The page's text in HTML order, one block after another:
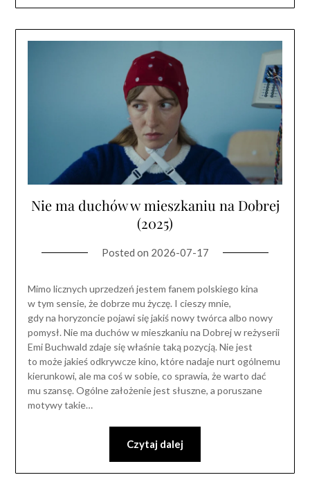
Nie ma duchów w mieszkaniu na Dobrej
(2025)
Posted on 2026-07-17
Mimo licznych uprzedzeń jestem fanem polskiego kina
w tym sensie, że dobrze mu życzę. I cieszy mnie,
gdy na horyzoncie pojawi się jakiś nowy twórca albo nowy
pomysł. Nie ma duchów w mieszkaniu na Dobrej w reżyserii
Emi Buchwald zdaje się właśnie taką pozycją. Nie jest
to może jakieś odkrywcze kino, które nadaje nurt ogólnemu
kierunkowi, ale ma coś w sobie, co sprawia, że warto dać
mu szansę. Ogólne założenie jest słuszne, a poruszane
motywy takie…
Czytaj dalej